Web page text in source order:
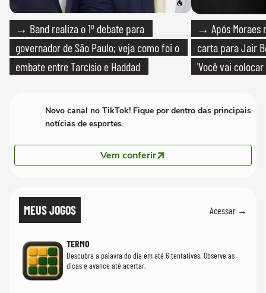
→ Band realiza o 1º debate para
governador de São Paulo; veja como foi o
embate entre Tarcísio e Haddad
→ Após Moraes
carta para Jair
'Você vai
Novo canal no TikTok! Fique por dentro das principais
notícias de esportes.
Vem conferir
MEUS JOGOS Acessar →
TERMO
Descubra a palavra do dia em até 6 tentativas. Observe as
dicas e avance até acertar.